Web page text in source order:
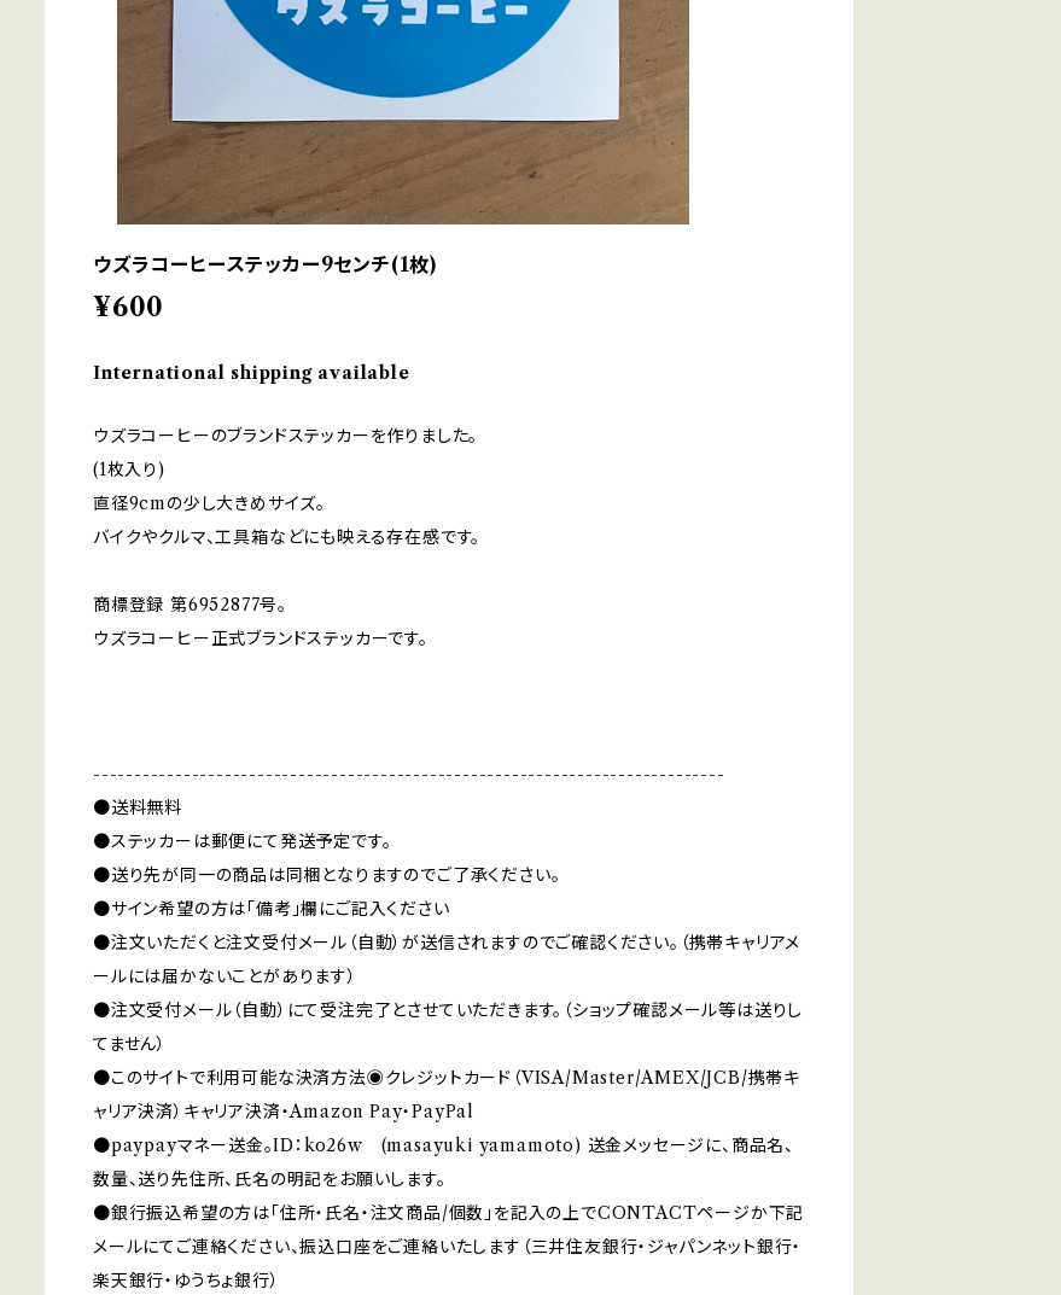
ウズラコーヒーステッカー9センチ(1枚)
¥600
International shipping available
ウズラコーヒーのブランドステッカーを作りました。
(1枚入り)
直径9cmの少し大きめサイズ。
バイクやクルマ、工具箱などにも映える存在感です。
商標登録 第6952877号。
ウズラコーヒー正式ブランドステッカーです。
-----------------------------------------------------------------------------
●送料無料
●ステッカーは郵便にて発送予定です。
●送り先が同一の商品は同梱となりますのでご了承ください。
●サイン希望の方は「備考」欄にご記入ください
●注文いただくと注文受付メール（自動）が送信されますのでご確認ください。（携帯キャリアメ
ールには届かないことがあります）
●注文受付メール（自動）にて受注完了とさせていただきます。（ショップ確認メール等は送りし
てません）
●このサイトで利用可能な決済方法◉クレジットカード（VISA/Master/AMEX/JCB/携帯キ
ャリア決済）キャリア決済・Amazon Pay・PayPal
●paypayマネー送金。ID：ko26w (masayuki yamamoto) 送金メッセージに、商品名、
数量、送り先住所、氏名の明記をお願いします。
●銀行振込希望の方は「住所・氏名・注文商品/個数」を記入の上でCONTACTページか下記
メールにてご連絡ください、振込口座をご連絡いたします（三井住友銀行・ジャパンネット銀行・
楽天銀行・ゆうちょ銀行）